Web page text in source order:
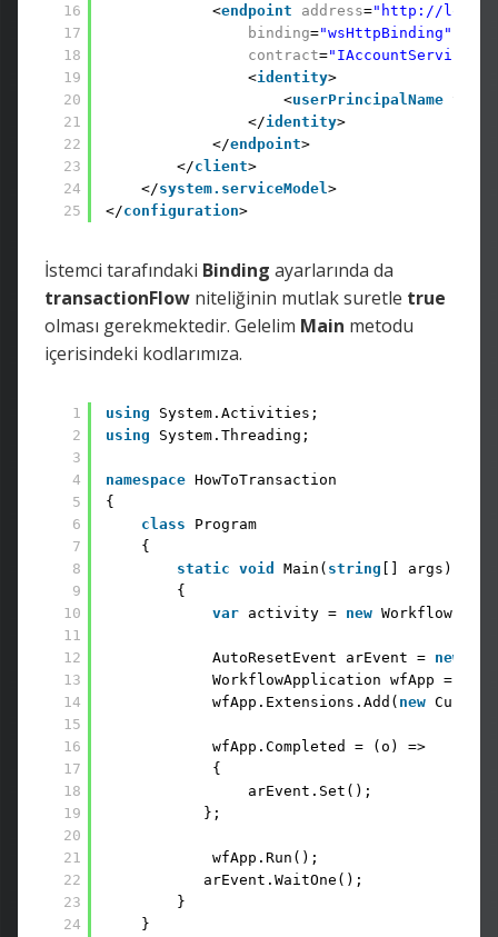
16
17
18
19
20
21
22
23
24
25
<endpoint address="http://
binding="wsHttpBinding"
contract="IAccountService"
<identity>
<userPrincipalName
</identity>
</endpoint>
</client>
</system.serviceModel >
</configuration>
İstemci tarafındaki Binding ayarlarında da
transactionFlow niteliğinin mutlak suretle true
olması gerekmektedir. Gelelim Main metodu
içerisindeki kodlarımıza.
1
2
3
4
5
6
7
8
9
10
11
12
13
14
15
16
17
18
19
20
21
22
23
24
using
System.Activities;
using
System.Threading;
namespace HowToTransaction
{
class
Program
{
static void Main( string [] args)
{
var activity = new Workflow1();
AutoResetEvent arEvent = new
WorkflowApplication wfApp =
wfApp.Extensions.Add( new
wfApp.Completed = (o) =>
{
arEvent.Set();
};
wfApp.Run();
arEvent.WaitOne();
}
}